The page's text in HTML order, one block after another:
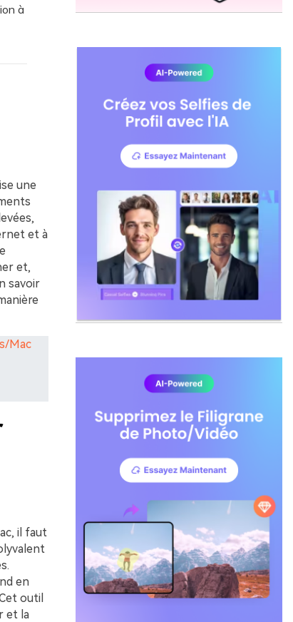
à
une
et à
et,
savoir
Mac
il faut
en
outil
et la